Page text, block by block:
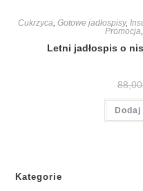
Cukrzyca Gotowe jadłospisy,
Promocja
Letni jadłospis o
88,00
Dodaj
Kategorie